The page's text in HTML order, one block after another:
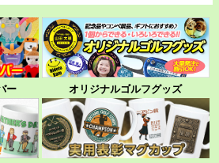
ー オリジナルゴルフグッズ